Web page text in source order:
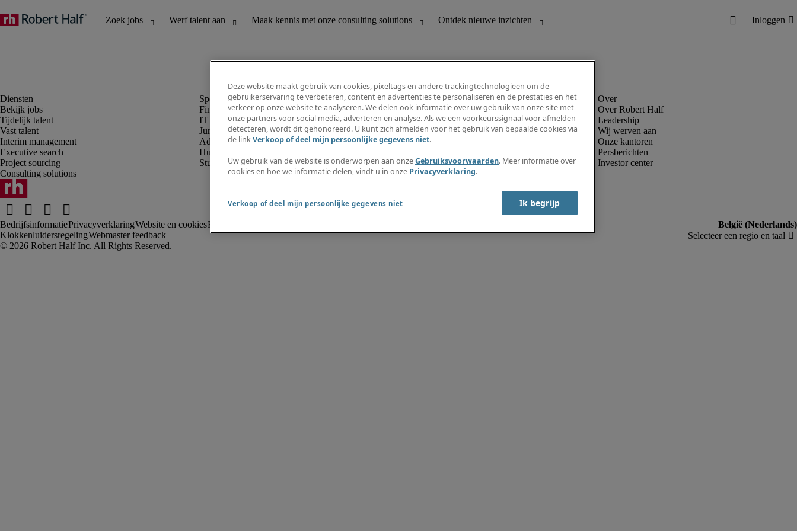
Bekijk jobs
Tijdelijk talent
Vast talent
Interim management
Executive search
Project sourcing
Consulting solutions
Finance en boekhouding
IT en digital
Juridisch
Administratie en office support
Human resources
Student
Ontdek nieuwe inzichten
Jobomschrijvingen
Salarisgids
Timesheets
Maak een jobalert aan
Informatiecentrum
Over Robert Half
Leadership
Wij werven aan
Onze kantoren
Persberichten
Investor center
BedrijfsinformatiePrivacyverklaringWebsite en cookiesRekruteringsvoorwaarden
KlokkenluidersregelingWebmaster feedback
Deze website maakt gebruik van cookies, pixeltags en andere trackingtechnologieën om de
gebruikerservaring te verbeteren, content en advertenties te personaliseren en de prestaties en het
verkeer op onze website te analyseren. We delen ook informatie over uw gebruik van onze site met
onze partners voor social media, adverteren en analyse. Als we een voorkeurssignaal voor afmelden
detecteren, wordt dit gehonoreerd. U kunt zich afmelden voor het gebruik van bepaalde cookies via
de linkVerkoop of deel mijn persoonlijke gegevens niet.
Uw gebruik van de website is onderworpen aan onzeGebruiksvoorwaarden. Meer informatie over
cookies en hoe we informatie delen, vindt u in onze Privacyverklaring.
Verkoop of deel mijn persoonlijke gegevens niet Ik begrijp